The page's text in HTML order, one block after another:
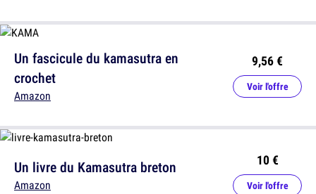
Un livre du Kamasutra breton
Amazon
10 €
Voir l'offre
Un fascicule du kamasutra en
crochet
Amazon
9,56 €
Voir l'offre